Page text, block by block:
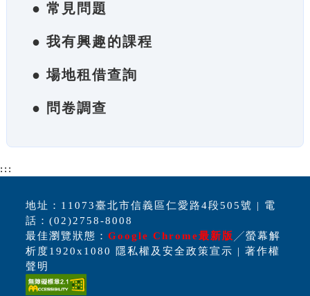
● 常見問題
● 我有興趣的課程
● 場地租借查詢
● 問卷調查
:::
地址：11073臺北市信義區仁愛路4段505號 | 電
話：(02)2758-8008
最佳瀏覽狀態：Google Chrome最新版 ╱螢幕解
析度1920x1080 隱私權及安全政策宣示 | 著作權
聲明